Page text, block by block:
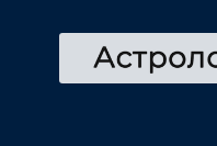
содержимому